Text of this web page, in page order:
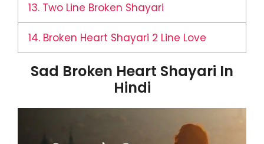
13. Two Line Broken Shayari
14. Broken Heart Shayari 2 Line Love
Sad Broken Heart Shayari In
Hindi